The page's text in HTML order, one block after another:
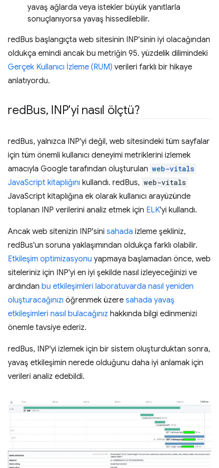
yavaş ağlarda veya istekler büyük yanıtlarla
sonuçlanıyorsa yavaş hissedilebilir.
redBus başlangıçta web sitesinin INP'sinin iyi olacağından
oldukça emindi ancak bu metriğin 95. yüzdelik dilimindeki
Gerçek Kullanıcı İzleme (RUM) verileri farklı bir hikaye
anlatıyordu.
redBus, INP'yi nasıl ölçtü?
redBus, yalnızca INP'yi değil, web sitesindeki tüm sayfalar
için tüm önemli kullanıcı deneyimi metriklerini izlemek
amacıyla Google tarafından oluşturulan web-vitals
JavaScript kitaplığını kullandı. redBus, web-vitals
JavaScript kitaplığına ek olarak kullanıcı arayüzünde
toplanan INP verilerini analiz etmek için ELK'yi kullandı.
Ancak web sitenizin INP'sini sahada izleme şekliniz,
redBus'un soruna yaklaşımından oldukça farklı olabilir.
Etkileşim optimizasyonu yapmaya başlamadan önce, web
siteleriniz için INP'yi en iyi şekilde nasıl izleyeceğinizi ve
ardından bu etkileşimleri laboratuvarda nasıl yeniden
oluşturacağınızı öğrenmek üzere sahada yavaş
etkileşimleri nasıl bulacağınız hakkında bilgi edinmenizi
önemle tavsiye ederiz.
redBus, INP'yi izlemek için bir sistem oluşturduktan sonra,
yavaş etkileşimin nerede olduğunu daha iyi anlamak için
verileri analiz edebildi.